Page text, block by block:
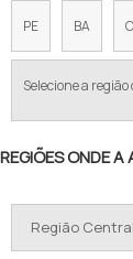
PE BA
Selecione a região
REGIÕES ONDE
Região Central